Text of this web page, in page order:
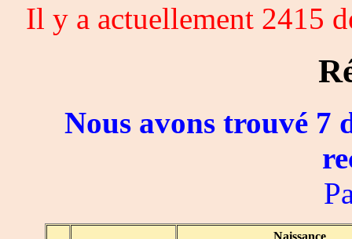
Il y a actuellement 2415
Nous avons trouvé 7